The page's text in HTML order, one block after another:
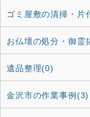
ゴミ屋敷の清掃・片
お仏壇の処分・御霊
遺品整理(0)
金沢市の作業事例(3)